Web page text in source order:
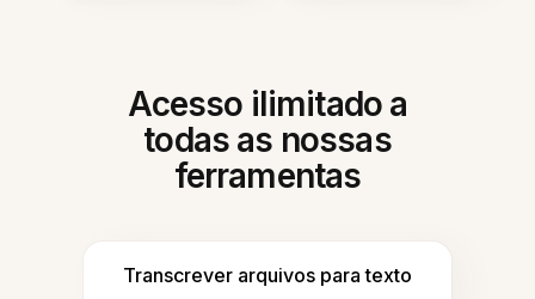
Acesso ilimitado a
todas as nossas
ferramentas
Transcrever arquivos para texto